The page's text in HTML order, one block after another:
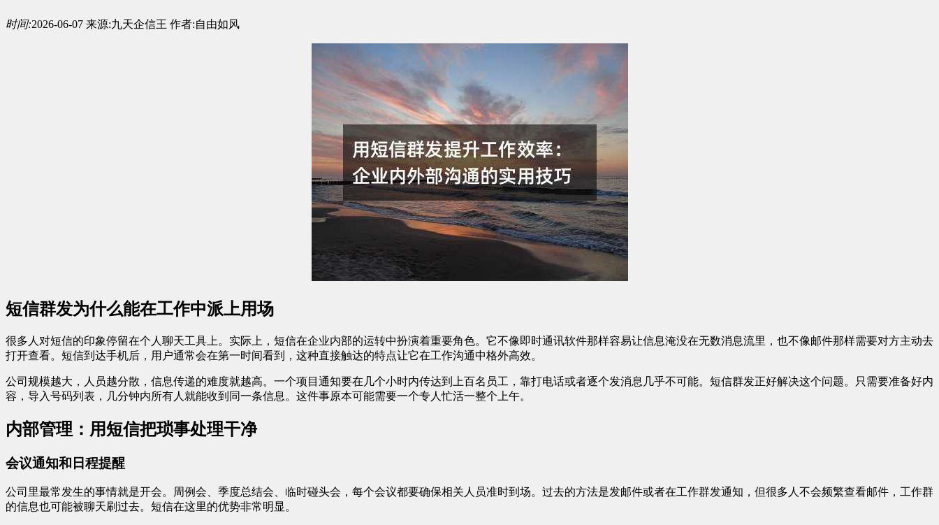
时间:2026-06-07 来源:九天企信王 作者:自由如风
短信群发为什么能在工作中派上用场
很多人对短信的印象停留在个人聊天工具上。实际上，短信在企业内部的运转中扮演着重要角色。它不像即时通讯软件那样容易让信息淹没在无数消息流里，也不像邮件那样需要对方主动去
打开查看。短信到达手机后，用户通常会在第一时间看到，这种直接触达的特点让它在工作沟通中格外高效。
公司规模越大，人员越分散，信息传递的难度就越高。一个项目通知要在几个小时内传达到上百名员工，靠打电话或者逐个发消息几乎不可能。短信群发正好解决这个问题。只需要准备好内
容，导入号码列表，几分钟内所有人就能收到同一条信息。这件事原本可能需要一个专人忙活一整个上午。
内部管理：用短信把琐事处理干净
会议通知和日程提醒
公司里最常发生的事情就是开会。周例会、季度总结会、临时碰头会，每个会议都要确保相关人员准时到场。过去的方法是发邮件或者在工作群发通知，但很多人不会频繁查看邮件，工作群
的信息也可能被聊天刷过去。短信在这里的优势非常明显。